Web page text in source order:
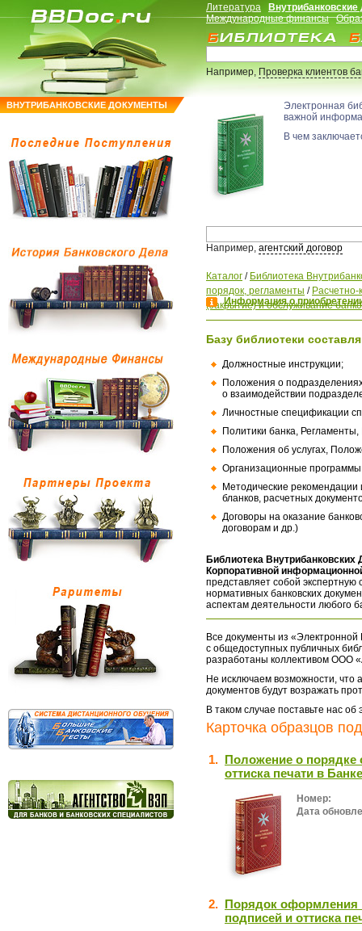
ВНУТРИБАНКОВСКИЕ ДОКУМЕНТЫ
Литература
Международные финансы
Например,Проверка клиентов
Электронная
важной
В чем
Например, агентский договор
Каталог / Библиотека
порядок, регламенты /
(закрытие) и обслуживание
Информация о
Базу библиотеки
Должностные инструкции;
Положения о
о взаимодействии
Личностные спецификации
Политики банка,
Положения об услугах,
Организационные
Методические
бланков, расчетных
Договоры на оказание
договорам и др.)
Библиотека
Корпоративной
представляет собой экспертную
нормативных банковских
аспектам деятельности любого
Все документы из «Электронной
с общедоступных публичных
разработаны коллективом ООО
Не исключаем возможности, что
документов будут возражать
В таком случае поставьте нас
Карточка образцов
1. Положение о порядке
оттиска печати в Банке
Номер:
Дата
2. Порядок оформления
подписей и оттиска